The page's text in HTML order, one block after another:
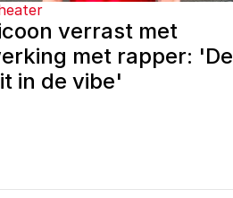
verrast met
met rapper: 'De
in de vibe'